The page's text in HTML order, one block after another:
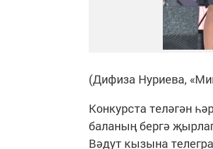
(Дифиза Нуриева,
Конкурста теләгән
баланың бергә
Вәдут кызына